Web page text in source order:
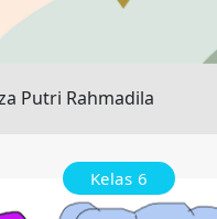
Putri Rahmadila
Kelas 6